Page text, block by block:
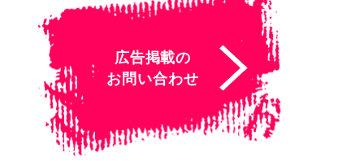
広告掲載の
お問い合わせ